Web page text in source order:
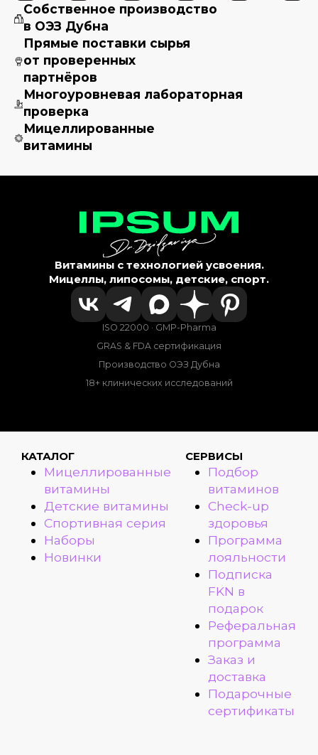
Собственное производство
в ОЭЗ Дубна
Прямые поставки сырья
от проверенных
партнёров
Многоуровневая лабораторная
проверка
Мицеллированные
витамины
Витамины с технологией усвоения.
Мицеллы, липосомы, детские, спорт.
ISO 22000 · GMP-Pharma
GRAS & FDA сертификация
Производство ОЭЗ Дубна
18+ клинических исследований
КАТАЛОГ
Мицеллированные
витамины
Детские витамины
Спортивная серия
Наборы
Новинки
СЕРВИСЫ
Подбор
витаминов
Check-up
здоровья
Программа
лояльности
Подписка
FKN в
подарок
Реферальная
программа
Заказ и
доставка
Подарочные
сертификаты